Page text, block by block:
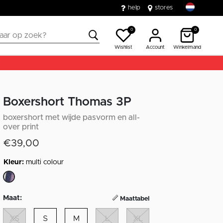
help stores
0
Wishlist Account
0
Winkelmand
Boxershort Thomas 3P
boxershort met wijde pasvorm en all-
over print
€39,00
Kleur:multi colour
Maat: Maattabel
XS S M L XL